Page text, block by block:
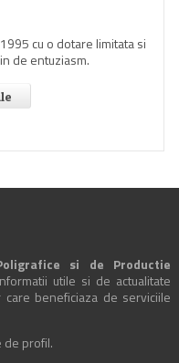
cu o dotare limitata si
de entuziasm.
si de Productie
utile si de actualitate
beneficiaza de serviciile
de profil.